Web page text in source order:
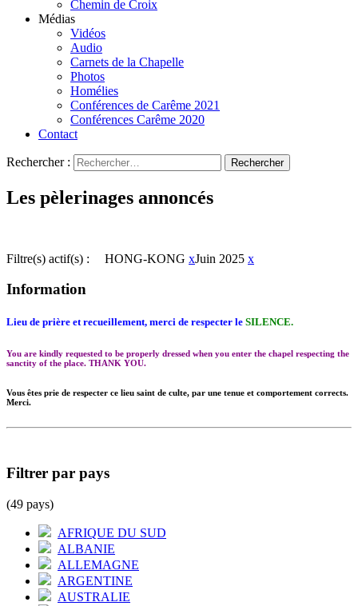
Chemin de Croix
Médias
Vidéos
Audio
Carnets de la Chapelle
Photos
Homélies
Conférences de Carême 2021
Conférences Carême 2020
Contact
Rechercher :
Les pèlerinages annoncés
Filtre(s) actif(s) : HONG-KONG xJuin 2025 x
Information
Lieu de prière et recueillement, merci de respecter le SILENCE.
You are kindly requested to be properly dressed when you enter the chapel respecting the
sanctity of the place. THANK YOU.
Vous êtes prie de respecter ce lieu saint de culte, par une tenue et comportement corrects.
Merci.
Filtrer par pays
(49 pays)
AFRIQUE DU SUD
ALBANIE
ALLEMAGNE
ARGENTINE
AUSTRALIE